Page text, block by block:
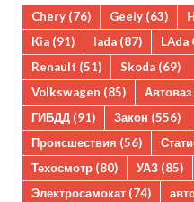
Chery (76) Geely (63)
Kia (91) lada (87) LAda
Renault (51) Skoda (69)
Volkswagen (85) Автоваз
ГИБДД (91) Закон (556)
Происшествия (56)
Техосмотр (80) УАЗ (85)
Электросамокат (74)